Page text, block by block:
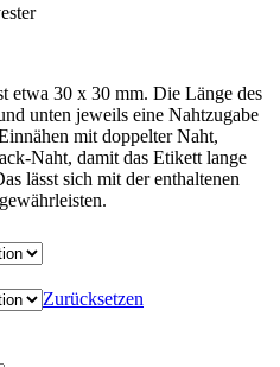
etwa 30 x 30 mm. Die Länge des
unten jeweils eine Nahtzugabe
mit doppelter Naht,
Naht, damit das Etikett lange
lässt sich mit der enthaltenen
Zurücksetzen